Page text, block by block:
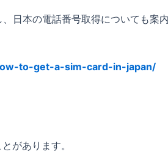
日本の電話番号取得についても案
to-get-a-sim-card-in-japan/
があります。